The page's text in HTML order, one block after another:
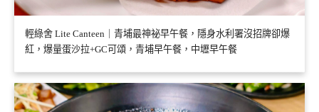
輕綠舍 Lite Canteen｜青埔最神祕早午餐，隱身水利署沒招牌卻爆
紅，爆量蛋沙拉+GC可頌，青埔早午餐，中壢早午餐